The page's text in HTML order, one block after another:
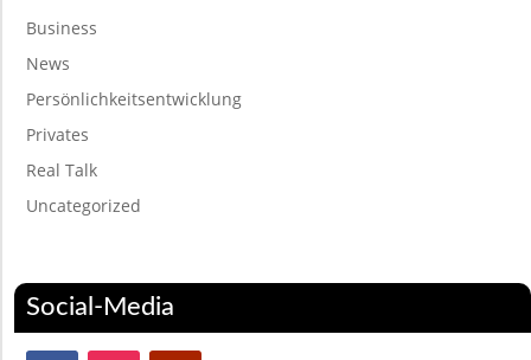
Business
News
Persönlichkeitsentwicklung
Privates
Real Talk
Uncategorized
Social-Media